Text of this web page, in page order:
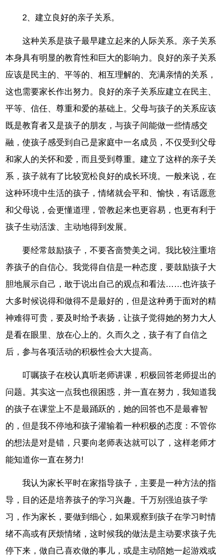
2、建立良好的亲子关系。
这种关系是孩子最早建立起来的人际关系。亲子关系
本身具有明显的教育性和巨大的影响力。良好的亲子关系
应该是民主的、平等的、相互理解的、充满亲情的关系，
这也需要家长作出努力。良好的亲子关系应建立在民主、
平等、信任、尊重和爱的基础上。父母与孩子的关系应该
既是教育者又是孩子的朋友，与孩子间能做一些情感交
融，使孩子感受到自己是家庭中一名成员，不仅受到父母
和家人的关怀和爱，而且受到尊重。建立了这样的亲子关
系，孩子就有了比较宽松良好的成长环境。一般来说，在
这种环境中生活的孩子，情绪就会平和、愉快，有话愿意
和父母说，会更懂道理，管教起来也更容易，也更有利于
孩子生动活泼、主动地得到发展。
要经常鼓励孩子，不要吝啬赞美之词。我比较注重培
养孩子的自信心。我觉得自信是一种态度，要鼓励孩子大
胆地展示自己，敢于说出自己的观点和看法……也许孩子
大多时候说得和做得不是最好的，但是这种勇于面对的精
神难得可贵，要及时给予表扬，让孩子觉得她的努力大人
是看在眼里、放在心上的。久而久之，孩子有了自信之
后，参与各项活动的积极性会大大提高。
叮嘱孩子在校认真听老师讲课，积极回答老师提出的
问题。其实这一点我也很困惑，并一直在努力，我知道我
的孩子在课堂上不是最踊跃的，她的回答也不是最睿智
的，但是我不停地和孩子灌输着一种积极的态度：不管你
的想法是对是错，只要向老师表达就可以了，这样老师才
能知道你一直在努力!
我认为家长平时在家指导孩子，主要是一种方法的指
导，目的还是培养孩子的学习兴趣。千万别强迫孩子学
习，作为家长，要做到细心，如果观察到孩子在学习时情
绪不高或有厌烦情绪，这时候我的做法是主动要求孩子先
停下来，做自己喜欢做的事儿，或是主动陪她一起游戏或